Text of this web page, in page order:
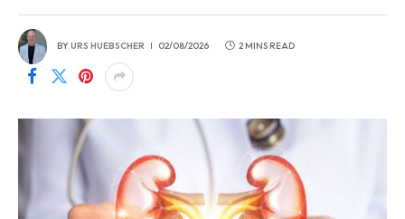
BYURS HUEBSCHER 02/08/2026 2 MINS READ